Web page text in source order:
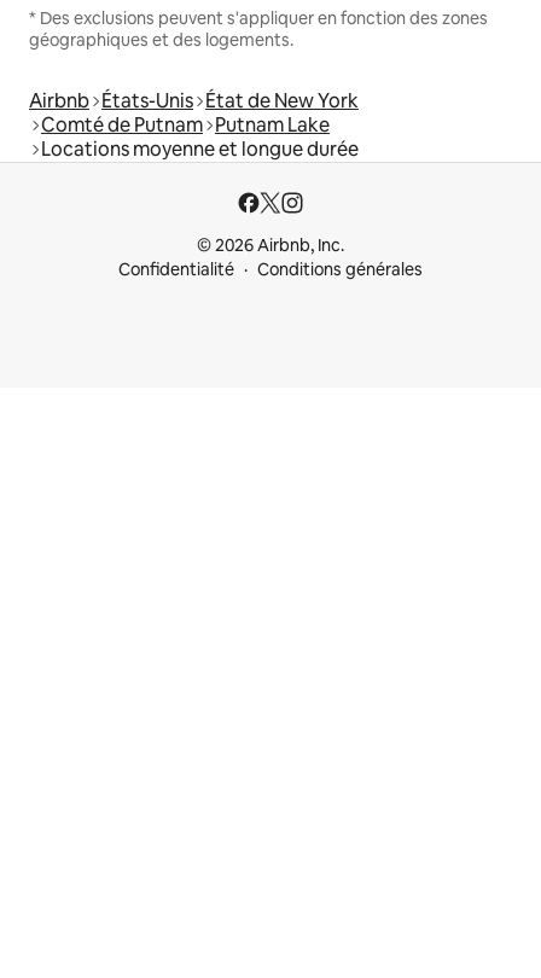
* Des exclusions peuvent s'appliquer en fonction des zones
géographiques et des logements.
Airbnb États-Unis État de New York
Comté de Putnam Putnam Lake
Locations moyenne et longue durée
© 2026 Airbnb, Inc.
Confidentialité
Conditions générales